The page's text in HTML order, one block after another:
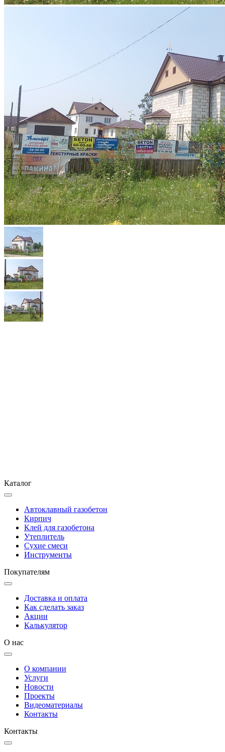
Каталог
Автоклавный газобетон
Кирпич
Клей для газобетона
Утеплитель
Сухие смеси
Инструменты
Покупателям
Доставка и оплата
Как сделать заказ
Акции
Калькулятор
О нас
О компании
Услуги
Новости
Проекты
Видеоматериалы
Контакты
Контакты